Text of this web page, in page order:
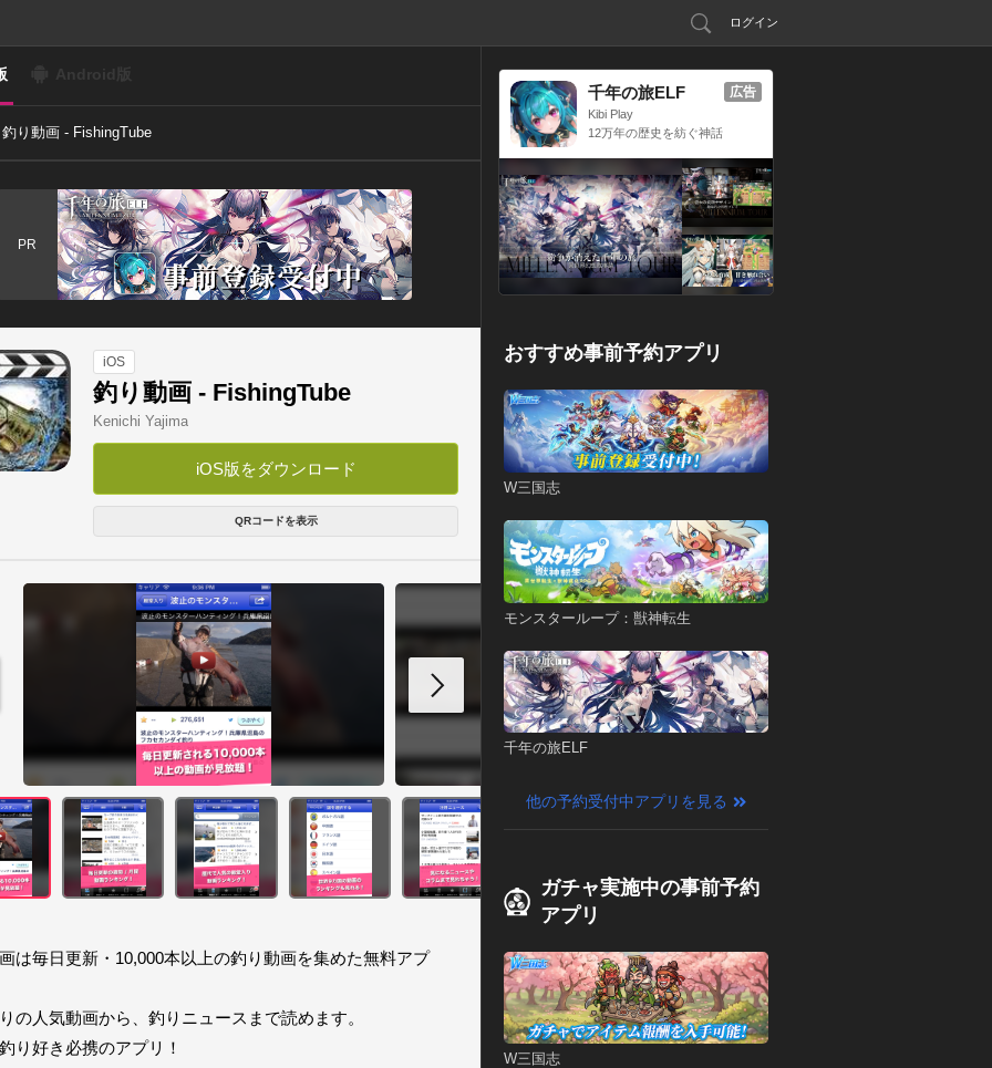
ログイン
釣り動画 - FishingTube
PR
iOS
釣り動画 - FishingTube
Kenichi Yajima
iOS版をダウンロード
QRコードを表示
は毎日更新・10,000本以上の釣り動画を集めた無料アプ
の人気動画から、釣りニュースまで読めます。
り好き必携のアプリ！
千年の旅ELF
Kibi Play
12万年の歴史を紡ぐ神話
広告
おすすめ事前予約アプリ
W三国志
モンスターループ：獣神転生
千年の旅ELF
他の予約受付中アプリを見る
ガチャ実施中の事前予約
アプリ
W三国志